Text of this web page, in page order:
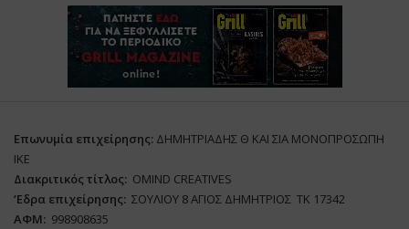
Επωνυμία επιχείρησης: ΔΗΜΗΤΡΙΑΔΗΣ Θ ΚΑΙ ΣΙΑ ΜΟΝΟΠΡΟΣΩΠΗ
ΙΚΕ
Διακριτικός τίτλος: ΟΜΙΝD CREATIVES
‘Eδρα επιχείρησης: ΣΟΥΛΙΟΥ 8 ΑΓΙΟΣ ΔΗΜΗΤΡΙΟΣ ΤΚ 17342
ΑΦΜ: 998908635